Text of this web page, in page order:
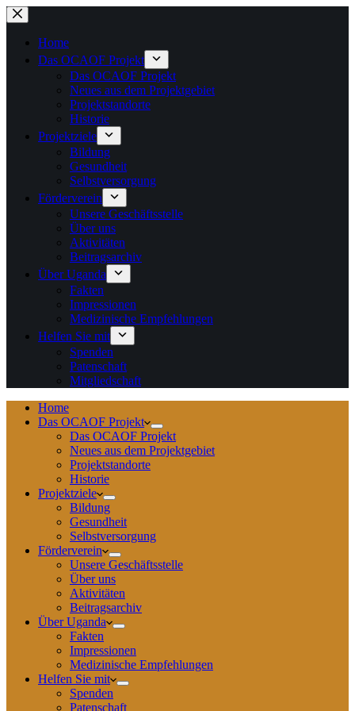
Zum
Inhalt
springenHome
Das OCAOF Projekt
Das OCAOF Projekt
Neues aus dem Projektgebiet
Projektstandorte
Historie
Projektziele
Bildung
Gesundheit
Selbstversorgung
Förderverein
Unsere Geschäftsstelle
Über uns
Aktivitäten
Beitragsarchiv
Über Uganda
Fakten
Impressionen
Medizinische Empfehlungen
Helfen Sie mit
Spenden
Patenschaft
Mitgliedschaft
Home
Das OCAOF Projekt
Das OCAOF Projekt
Neues aus dem Projektgebiet
Projektstandorte
Historie
Projektziele
Bildung
Gesundheit
Selbstversorgung
Förderverein
Unsere Geschäftsstelle
Über uns
Aktivitäten
Beitragsarchiv
Über Uganda
Fakten
Impressionen
Medizinische Empfehlungen
Helfen Sie mit
Spenden
Patenschaft